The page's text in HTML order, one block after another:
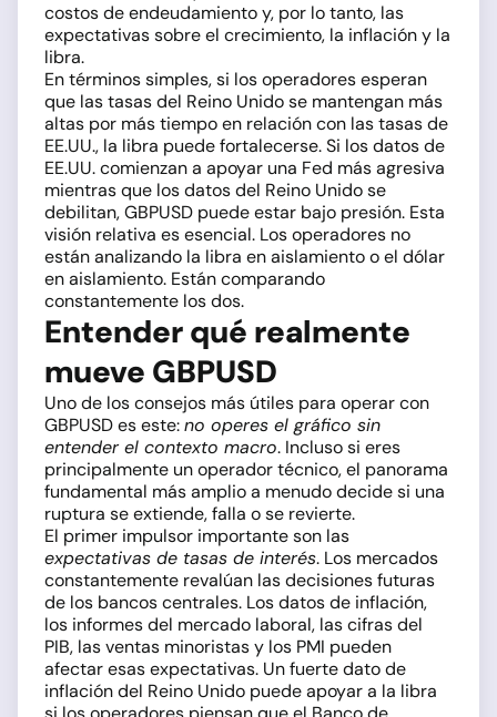
costos de endeudamiento y, por lo tanto, las
expectativas sobre el crecimiento, la inflación y la
libra.
En términos simples, si los operadores esperan
que las tasas del Reino Unido se mantengan más
altas por más tiempo en relación con las tasas de
EE.UU., la libra puede fortalecerse. Si los datos de
EE.UU. comienzan a apoyar una Fed más agresiva
mientras que los datos del Reino Unido se
debilitan, GBPUSD puede estar bajo presión. Esta
visión relativa es esencial. Los operadores no
están analizando la libra en aislamiento o el dólar
en aislamiento. Están comparando
constantemente los dos.
Entender qué realmente
mueve GBPUSD
Uno de los consejos más útiles para operar con
GBPUSD es este:no operes el gráfico sin
entender el contexto macro. Incluso si eres
principalmente un operador técnico, el panorama
fundamental más amplio a menudo decide si una
ruptura se extiende, falla o se revierte.
El primer impulsor importante son las
expectativas de tasas de interés. Los mercados
constantemente revalúan las decisiones futuras
de los bancos centrales. Los datos de inflación,
los informes del mercado laboral, las cifras del
PIB, las ventas minoristas y los PMI pueden
afectar esas expectativas. Un fuerte dato de
inflación del Reino Unido puede apoyar a la libra